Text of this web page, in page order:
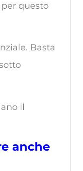
questo
Basta
il
anche